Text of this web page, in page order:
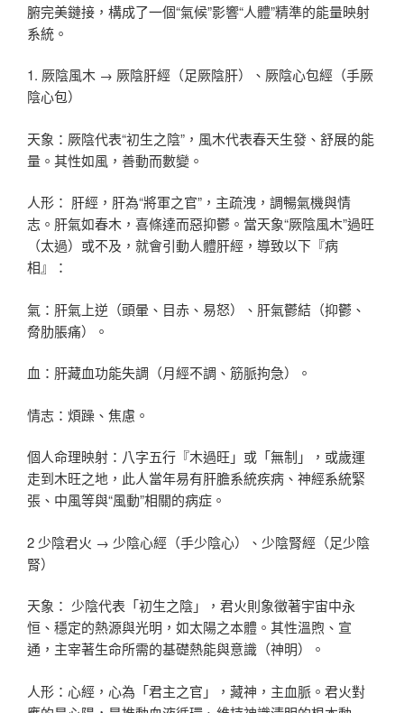
腑完美鏈接，構成了一個“氣候”影響“人體”精準的能量映射
系統。
1. 厥陰風木 → 厥陰肝經（足厥陰肝）、厥陰心包經（手厥
陰心包）
天象：厥陰代表“初生之陰”，風木代表春天生發、舒展的能
量。其性如風，善動而數變。
人形： 肝經，肝為“將軍之官”，主疏洩，調暢氣機與情
志。肝氣如春木，喜條達而惡抑鬱。當天象“厥陰風木”過旺
（太過）或不及，就會引動人體肝經，導致以下『病
相』：
氣：肝氣上逆（頭暈、目赤、易怒）、肝氣鬱結（抑鬱、
脅肋脹痛）。
血：肝藏血功能失調（月經不調、筋脈拘急）。
情志：煩躁、焦慮。
個人命理映射：八字五行『木過旺」或「無制」，或歲運
走到木旺之地，此人當年易有肝膽系統疾病、神經系統緊
張、中風等與“風動”相關的病症。
2 少陰君火 → 少陰心經（手少陰心）、少陰腎經（足少陰
腎）
天象： 少陰代表「初生之陰」，君火則象徵著宇宙中永
恒、穩定的熱源與光明，如太陽之本體。其性溫煦、宣
通，主宰著生命所需的基礎熱能與意識（神明）。
人形：心經，心為「君主之官」，藏神，主血脈。君火對